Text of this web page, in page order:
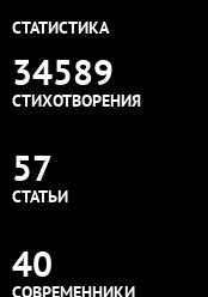
СТАТИСТИКА
34589
СТИХОТВОРЕНИЯ
57
СТАТЬИ
40
СОВРЕМЕННИКИ